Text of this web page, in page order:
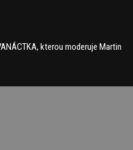
kterou moderuje Martin